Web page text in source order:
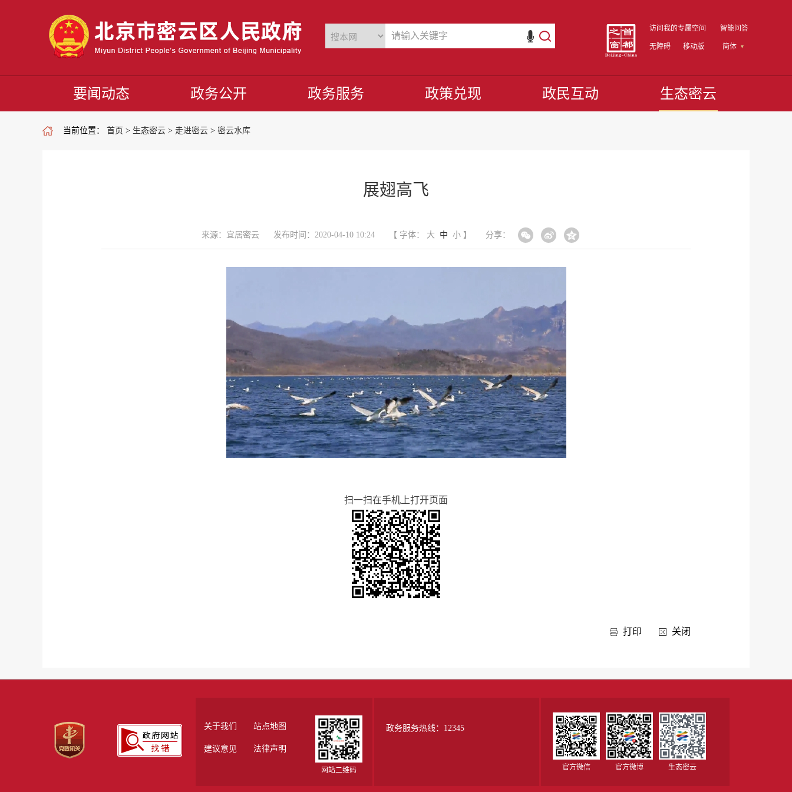
访问我的专属空间 智能问答
无障碍 移动版 简体
要闻动态 政务公开 政务服务 政策兑现 政民互动 生态密云
当前位置： 首页 > 生态密云 > 走进密云 > 密云水库
展翅高飞
来源：宜居密云 发布时间：2020-04-10 10:24 【 字体： 大 中 小】 分享：
扫一扫在手机上打开页面
打印 关闭
关于我们 站点地图
建议意见 法律声明
网站二维码
政务服务热线：12345
官方微信 官方微博 生态密云